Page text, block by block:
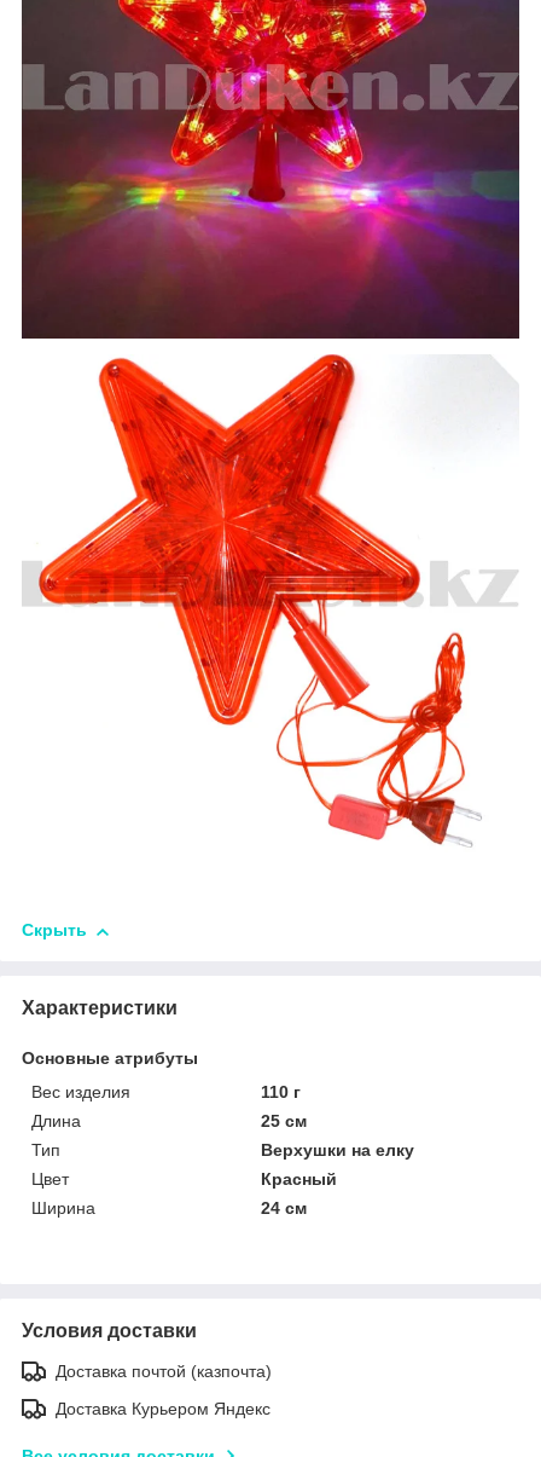
Скрыть
Характеристики
Основные атрибуты
Вес изделия
110 г
Длина
25 см
Тип
Верхушки на елку
Цвет
Красный
Ширина
24 см
Условия доставки
Доставка почтой (казпочта)
Доставка Курьером Яндекс